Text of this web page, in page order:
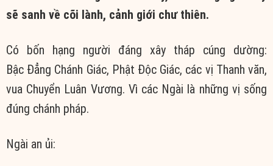
sẽ sanh về cõi lành, cảnh giới chư thiên.
Có bốn hạng người đáng xây tháp cúng dường:
Bậc Đẳng Chánh Giác, Phật Độc Giác, các vị Thanh văn,
vua Chuyển Luân Vương. Vì các Ngài là những vị sống
đúng chánh pháp.
Ngài an ủi: